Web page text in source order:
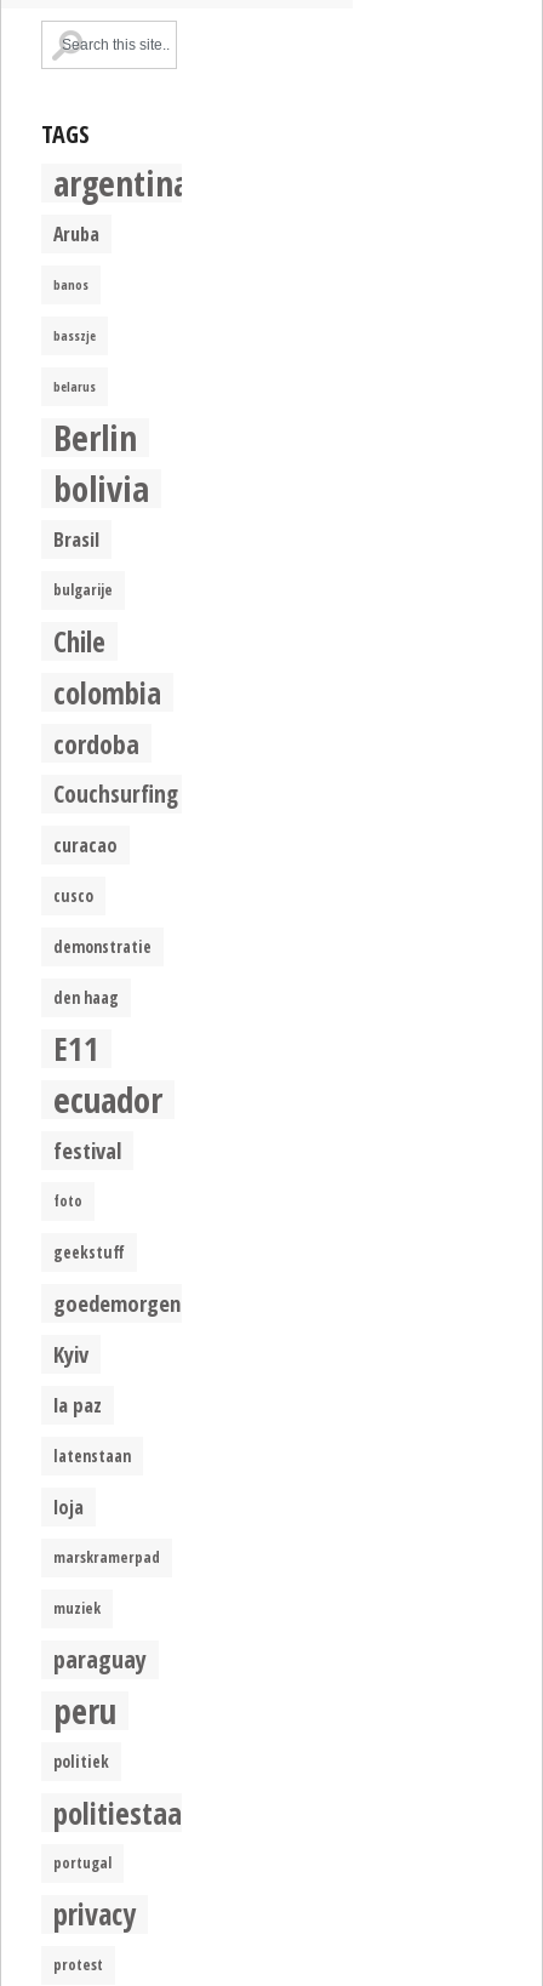
TAGS
argentina
Aruba
banos
basszje
belarus
Berlin
bolivia
Brasil
bulgarije
Chile
colombia
cordoba
Couchsurfing
curacao
cusco
demonstratie
den haag
E11
ecuador
festival
foto
geekstuff
goedemorgen
Kyiv
la paz
latenstaan
loja
marskramerpad
muziek
paraguay
peru
politiek
politiestaat
portugal
privacy
protest